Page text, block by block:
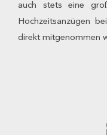
auch stets eine
Hochzeitsanzügen
direkt mitgenommen